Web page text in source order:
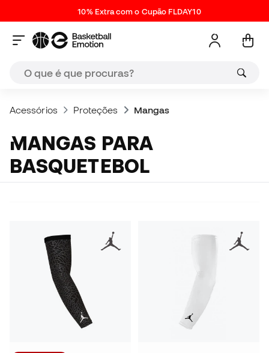
10% Extra com o Cupão FLDAY10
Acessórios Proteções Mangas
MANGAS PARA
BASQUETEBOL